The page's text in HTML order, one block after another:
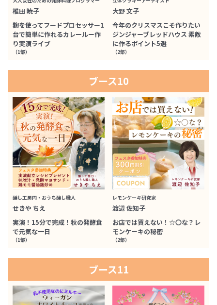
椎田 暁子
麹を使ってフードプロセッサー1
台で簡単に作れるカレールー作
り実演ライブ
（1部）
大野 文子
今年のクリスマスこそ作りたい
ジンジャーブレッドハウス 素敵
に作るポイント5選
（2部）
ブース10
醸し工房円・おうち醸し職人
せきや ちえ
実演！15分で完成！秋の発酵食
で元気な一日
（1部）
レモンケーキ研究家
渡辺 佐知子
お店では買えない！☆〇な？レ
モンケーキの秘密
（2部）
ブース11